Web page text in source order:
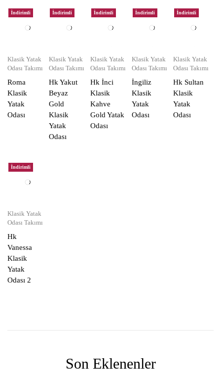
İndirimli
Klasik Yatak
Odası Takımı
Roma
Klasik
Yatak
Odası
İndirimli
Klasik Yatak
Odası Takımı
Hk Yakut
Beyaz
Gold
Klasik
Yatak
Odası
İndirimli
Klasik Yatak
Odası Takımı
Hk İnci
Klasik
Kahve
Gold Yatak
Odası
İndirimli
Klasik Yatak
Odası Takımı
İngiliz
Klasik
Yatak
Odası
İndirimli
Klasik Yatak
Odası Takımı
Hk Sultan
Klasik
Yatak
Odası
İndirimli
Klasik Yatak
Odası Takımı
Hk
Vanessa
Klasik
Yatak
Odası 2
Son Eklenenler